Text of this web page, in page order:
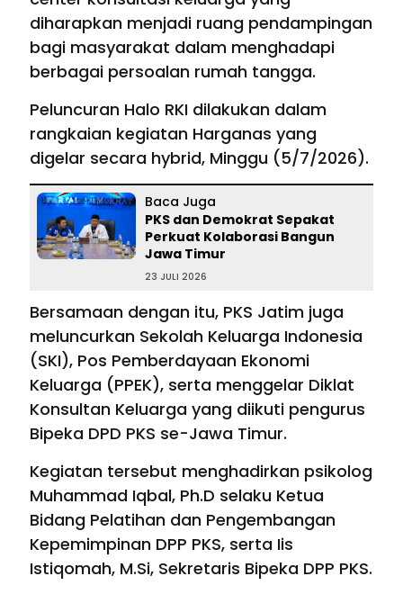
diharapkan menjadi ruang pendampingan
bagi masyarakat dalam menghadapi
berbagai persoalan rumah tangga.
Peluncuran Halo RKI dilakukan dalam
rangkaian kegiatan Harganas yang
digelar secara hybrid, Minggu (5/7/2026).
Baca Juga
PKS dan Demokrat Sepakat
Perkuat Kolaborasi Bangun
Jawa Timur
23 JULI 2026
Bersamaan dengan itu, PKS Jatim juga
meluncurkan Sekolah Keluarga Indonesia
(SKI), Pos Pemberdayaan Ekonomi
Keluarga (PPEK), serta menggelar Diklat
Konsultan Keluarga yang diikuti pengurus
Bipeka DPD PKS se-Jawa Timur.
Kegiatan tersebut menghadirkan psikolog
Muhammad Iqbal, Ph.D selaku Ketua
Bidang Pelatihan dan Pengembangan
Kepemimpinan DPP PKS, serta Iis
Istiqomah, M.Si, Sekretaris Bipeka DPP PKS.